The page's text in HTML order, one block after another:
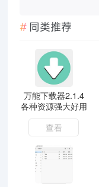
同类推荐
万能下载器2.1.4
各种资源强大好用
查看